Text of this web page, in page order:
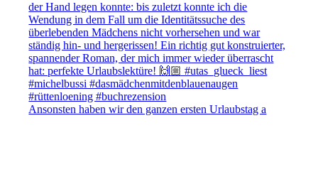
Ansonsten haben wir den ganzen ersten Urlaubstag a